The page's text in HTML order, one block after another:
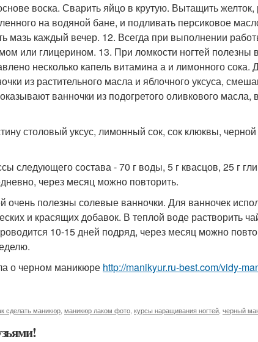
воска. Сварить яйцо в крутую. Вытащить
на водяной бане, и подливать персиковое
мазь каждый вечер. 12. Всегда при выполнении
или глицерином. 13. При ломкости ногтей полезны
несколько капель витамина а и лимонного сока.
из растительного масла и яблочного уксуса,
ванночки из подогретого оливкового масла,
столовый уксус, лимонный сок, сок клюквы,
следующего состава - 70 г воды, 5 г квасцов, 25 г
через месяц можно повторить.
очень полезны солевые ванночки. Для ванночек
и красящих добавок. В теплой воде растворить
10-15 дней подряд, через месяц можно
о черном маникюре http://manikyur.ru-best.com/vidy-
сделать маникюр маникюр лаком фото курсы наращивания ногтей черный